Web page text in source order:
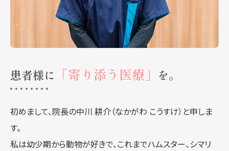
患者様に 「寄り添う医療」 を。
初めまして、院長の中川 耕介（なかがわ こうすけ）と申しま
す。
私は幼少期から動物が好きで、これまでハムスター、シマリ